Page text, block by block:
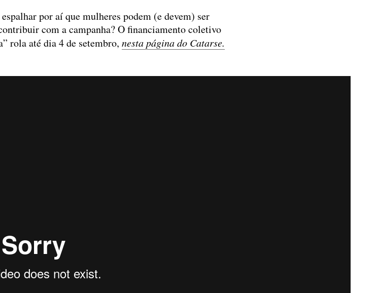
por aí que mulheres podem (e devem) ser
com a campanha? O financiamento coletivo
rola até dia 4 de setembro, nesta página do Catarse.